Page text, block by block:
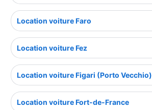
Location voiture Faro
Location voiture Fez
Location voiture Figari (Porto Vecchio)
Location voiture Fort-de-France